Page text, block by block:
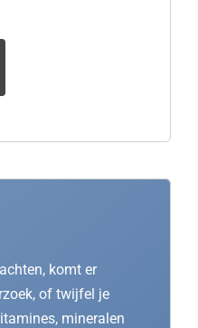
komt er
of twijfel je
mineralen